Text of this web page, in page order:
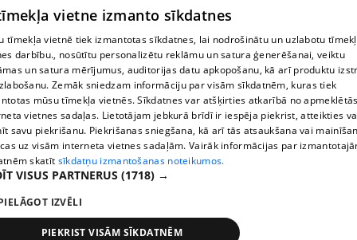
vietne izmanto sīkdatnes
tīmekļa vietnē tiek izmantotas sīkdatnes, lai nodrošinātu un uzlabotu
darbību., nosūtītu personalizētu reklāmu un satura ģenerēšanai, veiktu
un satura mērījumus, auditorijas datu apkopošanu, kā arī produktu
Zemāk sniedzam informāciju par visām sīkdatnēm, kuras tiek
mūsu tīmekļa vietnēs. Sīkdatnes var atšķirties atkarībā no
vietnes sadaļas. Lietotājam jebkurā brīdī ir iespēja piekrist, atteikties
savu piekrišanu. Piekrišanas sniegšana, kā arī tās atsaukšana vai
uz visām interneta vietnes sadaļām. Vairāk informācijas par
skatīt sīkdatņu izmantošanas noteikumos.
VISUS PARTNERUS (1718) →
IZVĒLI
PIEKRIST VISĀM SĪKDATNĒM